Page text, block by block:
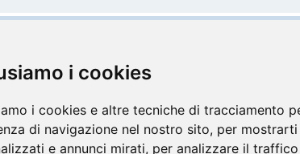
i cookies
i cookies e altre tecniche di tracciamento
di navigazione nel nostro sito, per
e annunci mirati, per analizzare il